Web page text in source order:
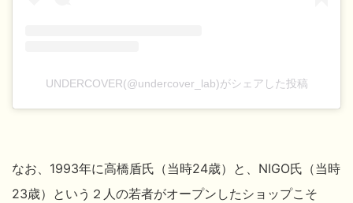
UNDERCOVER(@undercover_lab)がシェアした投稿
なお、1993年に高橋盾氏（当時24歳）と、NIGO氏 （当時
23歳）という２人の若者がオープンしたショップこそ